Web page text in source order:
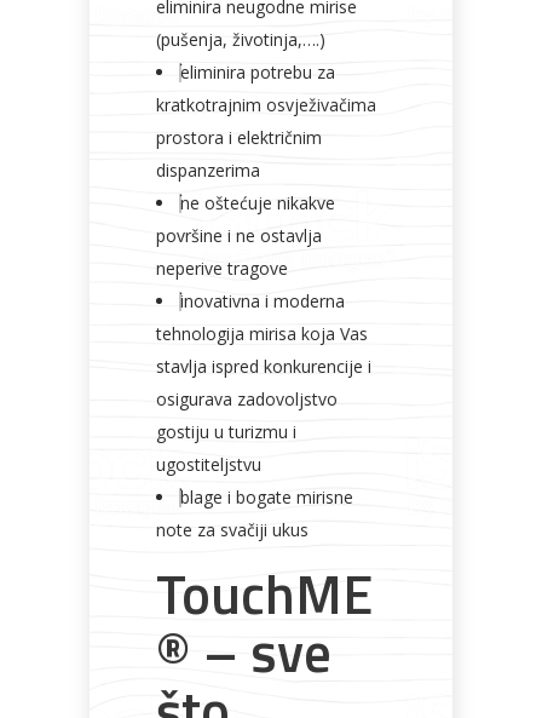
eliminira neugodne mirise
(pušenja, životinja,….)
eliminira potrebu za
kratkotrajnim osvježivačima
prostora i električnim
dispanzerima
ne oštećuje nikakve
površine i ne ostavlja
neperive tragove
inovativna i moderna
tehnologija mirisa koja Vas
stavlja ispred konkurencije i
osigurava zadovoljstvo
gostiju u turizmu i
ugostiteljstvu
blage i bogate mirisne
note za svačiji ukus
TouchME
® – sve